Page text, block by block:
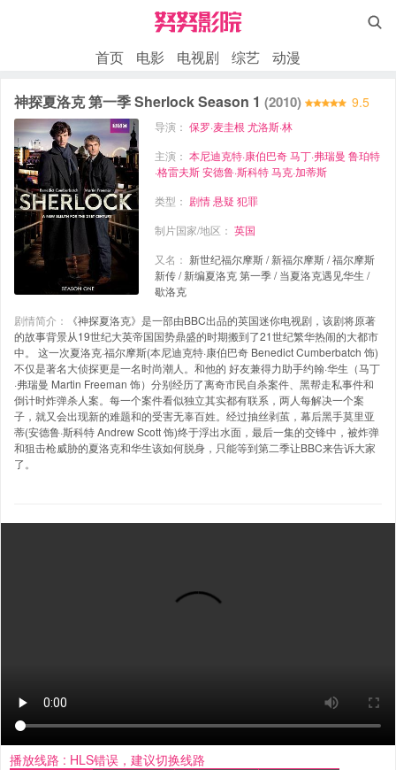

首页 电影 电视剧 综艺 动漫
神探夏洛克 第一季 Sherlock Season 1 (2010) 9.5
导演：保罗·麦圭根 尤洛斯·林
主演：本尼迪克特·康伯巴奇 马丁·弗瑞曼 鲁珀特
·格雷夫斯 安德鲁·斯科特 马克·加蒂斯
类型： 剧情 悬疑 犯罪
制片国家/地区：英国
又名： 新世纪福尔摩斯 / 新福尔摩斯 / 福尔摩斯
新传 / 新编夏洛克 第一季 / 当夏洛克遇见华生 /
歇洛克
剧情简介：
《神探夏洛克》是一部由BBC出品的英国迷你电视剧，该剧将原著
的故事背景从19世纪大英帝国国势鼎盛的时期搬到了21世纪繁华热闹的大都市
中。 这一次夏洛克·福尔摩斯(本尼迪克特·康伯巴奇 Benedict Cumberbatch 饰)
不仅是著名大侦探更是一名时尚潮人。和他的 好友兼得力助手约翰·华生（马丁
·弗瑞曼 Martin Freeman 饰）分别经历了离奇市民自杀案件、黑帮走私事件和
倒计时炸弹杀人案。每一个案件看似独立其实都有联系，两人每解决一个案
子，就又会出现新的难题和的受害无辜百姓。经过抽丝剥茧，幕后黑手莫里亚
蒂(安德鲁·斯科特 Andrew Scott 饰)终于浮出水面，最后一集的交锋中，被炸弹
和狙击枪威胁的夏洛克和华生该如何脱身，只能等到第二季让BBC来告诉大家
了。
播放线路 : HLS错误，建议切换线路